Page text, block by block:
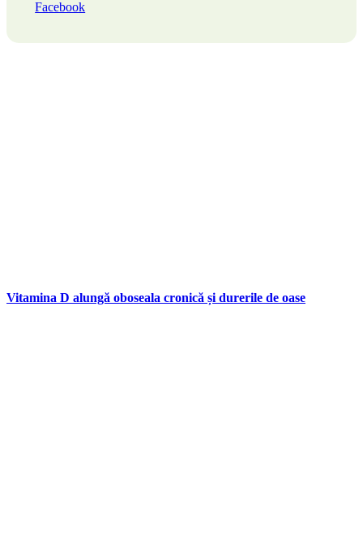
Facebook
Vitamina D alungă oboseala cronică și durerile de oase